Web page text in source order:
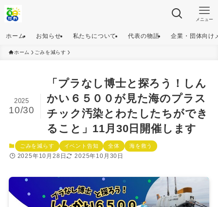
メニュー
ホーム お知らせ 私たちについて 代表の物語 企業・団体向け
ホーム ごみを減らす
「プラなし博士と探ろう！しん
かい６５００が見た海のプラス
チック汚染とわたしたちができ
ること」11月30日開催します
2025
10/30
ごみを減らす イベント告知 全体 海を救う
2025年10月28日 2025年10月30日